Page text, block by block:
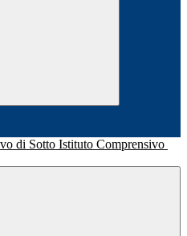
Istituto Comprensivo